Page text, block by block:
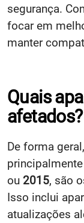
segurança.
focar em
manter
Quais
afetados?
De forma
ou 2015, são
Isso inclui
atualizações